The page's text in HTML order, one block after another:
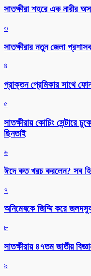
সাতক্ষীরা শহরে এক নারীর
৩
সাতক্ষীরার নতুন জেলা
৪
প্রাক্তন প্রেমিকার সাথে
৫
সাতক্ষীরায় কোচিং সেন্টারে
ছিনতাই
৬
ঈদে কত খরচ করলেন? সব
৭
অনিমেষকে জিম্মি করে
৮
সাতক্ষীরায় ৪৭তম জাতীয়
৯